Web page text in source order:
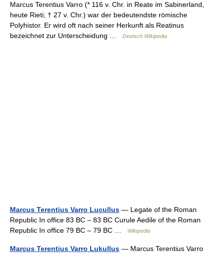
Marcus Terentius Varro (* 116 v. Chr. in Reate im Sabinerland,
heute Rieti; † 27 v. Chr.) war der bedeutendste römische
Polyhistor. Er wird oft nach seiner Herkunft als Reatinus
bezeichnet zur Unterscheidung …
Deutsch Wikipedia
Marcus Terentius Varro Lucullus — Legate of the Roman
Republic In office 83 BC – 83 BC Curule Aedile of the Roman
Republic In office 79 BC – 79 BC …
Wikipedia
Marcus Terentius Varro Lukullus — Marcus Terentius Varro